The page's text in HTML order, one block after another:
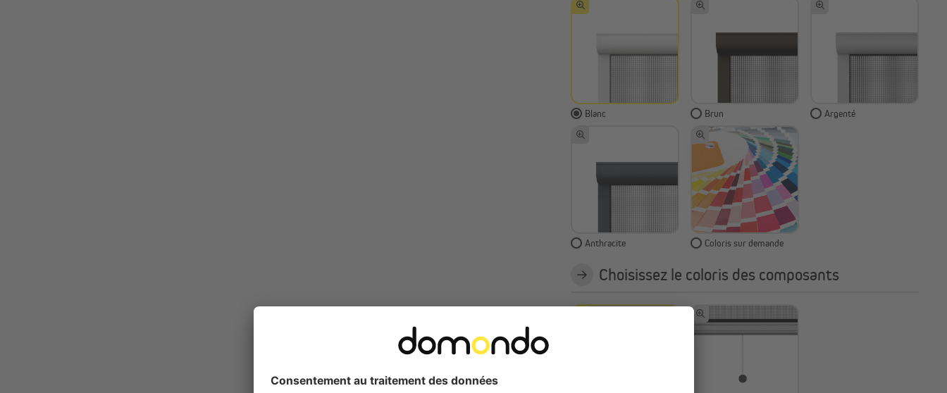
Blanc Brun Argenté
Anthracite Coloris sur demande
Choisissez le coloris des composants